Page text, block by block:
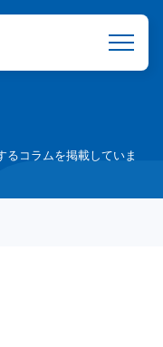
るコラムを掲載していま